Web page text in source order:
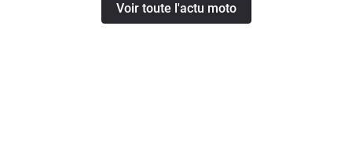
Voir toute l'actu moto